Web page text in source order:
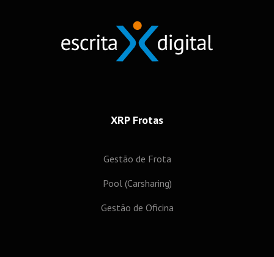
XRP Frotas
Gestão de Frota
Pool (Carsharing)
Gestão de Oficina